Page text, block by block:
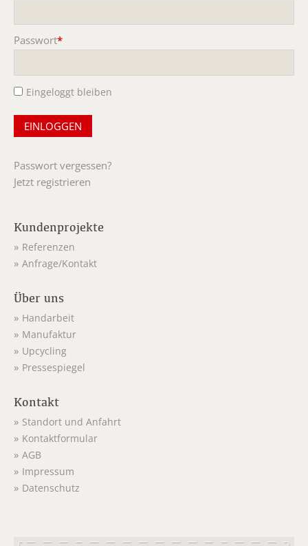
Passwort*
Eingeloggt bleiben
Passwort vergessen?
Jetzt registrieren
Kundenprojekte
Referenzen
Anfrage/Kontakt
Über uns
Handarbeit
Manufaktur
Upcycling
Pressespiegel
Kontakt
Standort und Anfahrt
Kontaktformular
AGB
Impressum
Datenschutz